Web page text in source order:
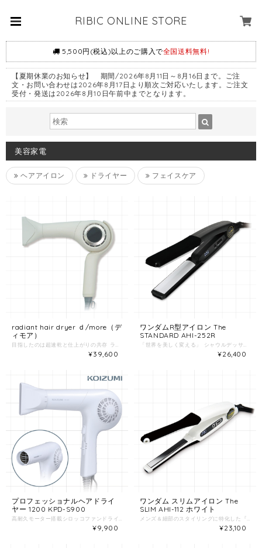
RIBIC ONLINE STORE
5,500円(税込)以上のご購入で全国送料無料!
【夏期休業のお知らせ】 期間/2026年8月11日～8月16日まで。ご注
文・お問い合わせは2026年8月17日より順次ご対応いたします。ご注文
受付・発送は2026年8月10日午前中までとなります。
美容家電
ヘアアイロン ドライヤー フェイスケア
radiant hair dryer ｄ/more（デ
ィモア）
¥39,600
ワンダムR型アイロン The
STANDARD AHI-252R
¥26,400
プロフェッショナルヘアドライ
ヤー 1200 KPD-S900
¥9,900
ワンダム スリムアイロン The
SLIM AHI-112 ホワイト
¥23,100